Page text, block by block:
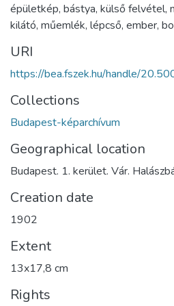
épületkép, bástya, külső felvétel,
kilátó, műemlék, lépcső, ember,
URI
https://bea.fszek.hu/handle/
Collections
Budapest-képarchívum
Geographical location
Budapest. 1. kerület. Vár.
Creation date
1902
Extent
13x17,8 cm
Rights